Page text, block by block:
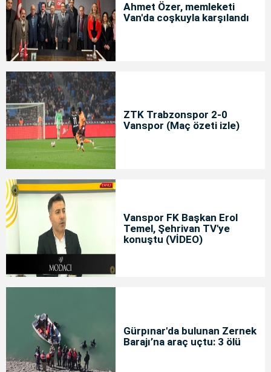
Ahmet Özer, memleketi
Van'da coşkuyla karşılandı
ZTK Trabzonspor 2-0
Vanspor (Maç özeti izle)
Vanspor FK Başkan Erol
Temel, Şehrivan TV'ye
konuştu (VİDEO)
Gürpınar'da bulunan Zernek
Barajı’na araç uçtu: 3 ölü